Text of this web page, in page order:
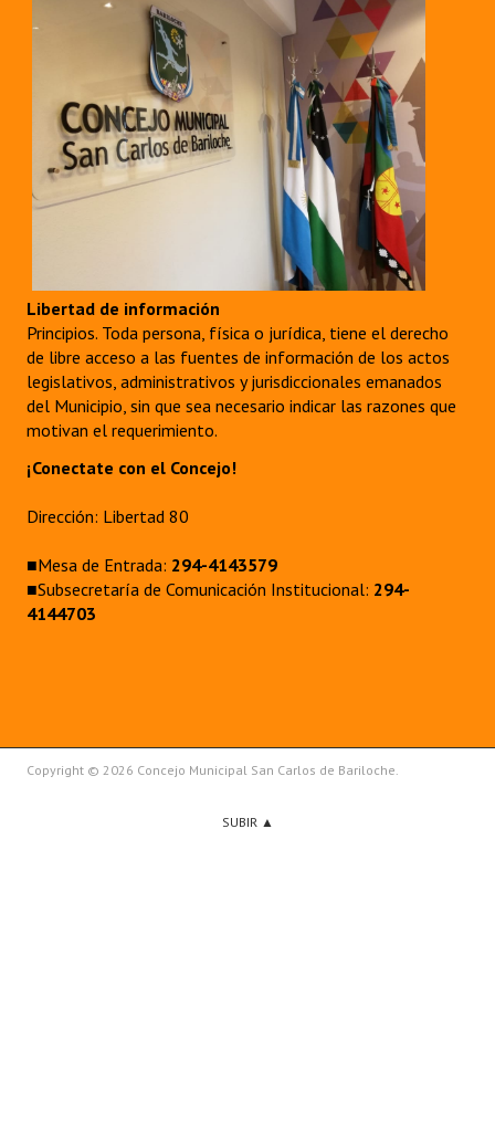
Libertad de información
Principios. Toda persona, física o jurídica, tiene el derecho
de libre acceso a las fuentes de información de los actos
legislativos, administrativos y jurisdiccionales emanados
del Municipio, sin que sea necesario indicar las razones que
motivan el requerimiento.
¡Conectate con el Concejo!
Dirección: Libertad 80
■Mesa de Entrada: 294-4143579
■Subsecretaría de Comunicación Institucional: 294-
4144703
Copyright © 2026 Concejo Municipal San Carlos de Bariloche.
SUBIR ▲